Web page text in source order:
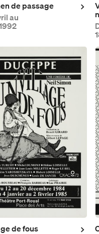
de passage
au
de fous